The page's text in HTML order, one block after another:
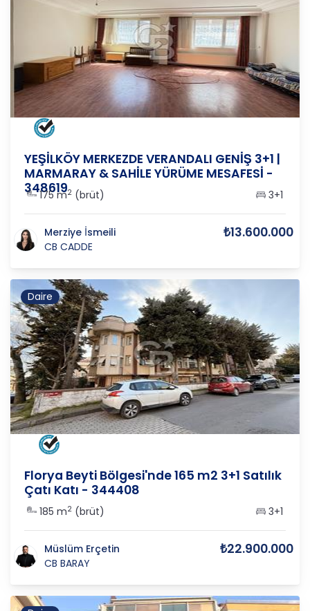
YEŞİLKÖY MERKEZDE VERANDALI GENİŞ 3+1 |
MARMARAY & SAHİLE YÜRÜME MESAFESİ -
348619
175 m2 (brüt) 3+1
Merziye İsmeili
CB CADDE
₺13.600.000
Daire
Florya Beyti Bölgesi'nde 165 m2 3+1 Satılık
Çatı Katı - 344408
185 m2 (brüt) 3+1
Müslüm Erçetin
CB BARAY
₺22.900.000